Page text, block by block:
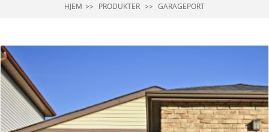
HJEM PRODUKTER GARAGEPORT